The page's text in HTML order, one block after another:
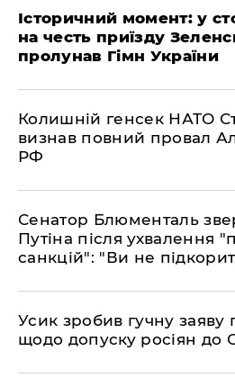
Історичний момент: у
на честь приїзду
пролунав Гімн України
Колишній генсек НАТО
визнав повний провал
РФ
Сенатор Блюменталь
Путіна після ухвалення
санкцій": "Ви не
Усик зробив гучну
щодо допуску росіян до